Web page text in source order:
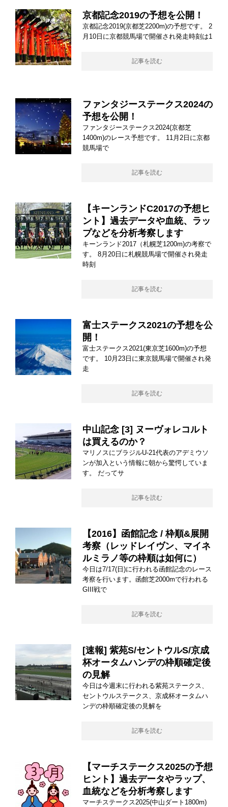
京都記念2019の予想を公開！
京都記念2019(京都芝2200m)の予想です。 2
月10日に京都競馬場で開催され発走時刻は1
記事を読む
ファンタジーステークス2024の
予想を公開！
ファンタジーステークス2024(京都芝
1400m)のレース予想です。 11月2日に京都
競馬場で
記事を読む
【キーンランドC2017の予想ヒ
ント】過去データや血統、ラッ
プなどを分析考察します
キーンランド2017（札幌芝1200m)の考察で
す。 8月20日に札幌競馬場で開催され発走
時刻
記事を読む
富士ステークス2021の予想を公
開！
富士ステークス2021(東京芝1600m)の予想
です。 10月23日に東京競馬場で開催され発
走
記事を読む
中山記念 [3] ヌーヴォレコルト
は買えるのか？
マリノスにブラジルU-21代表のアデミウソ
ンが加入という情報に朝から驚愕していま
す。 だってサ
記事を読む
【2016】函館記念 / 枠順&展開
考察（レッドレイヴン、マイネ
ルミラノ等の枠順は如何に）
今日は7/17(日)に行われる函館記念のレース
考察を行います。函館芝2000mで行われる
GIII戦で
記事を読む
[速報] 紫苑S/セントウルS/京成
杯オータムハンデの枠順確定後
の見解
今日は今週末に行われる紫苑ステークス、
セントウルステークス、京成杯オータムハ
ンデの枠順確定後の見解を
記事を読む
【マーチステークス2025の予想
ヒント】過去データやラップ、
血統などを分析考察します
マーチステークス2025(中山ダート1800m)